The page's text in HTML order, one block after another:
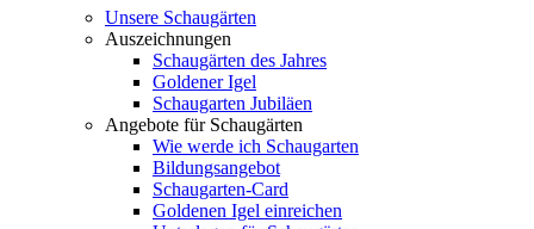
Unsere Schaugärten
Auszeichnungen
Schaugärten des Jahres
Goldener Igel
Schaugarten Jubiläen
Angebote für Schaugärten
Wie werde ich Schaugarten
Bildungsangebot
Schaugarten-Card
Goldenen Igel einreichen